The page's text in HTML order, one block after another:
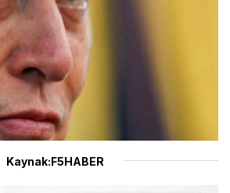
Kaynak:F5HABER